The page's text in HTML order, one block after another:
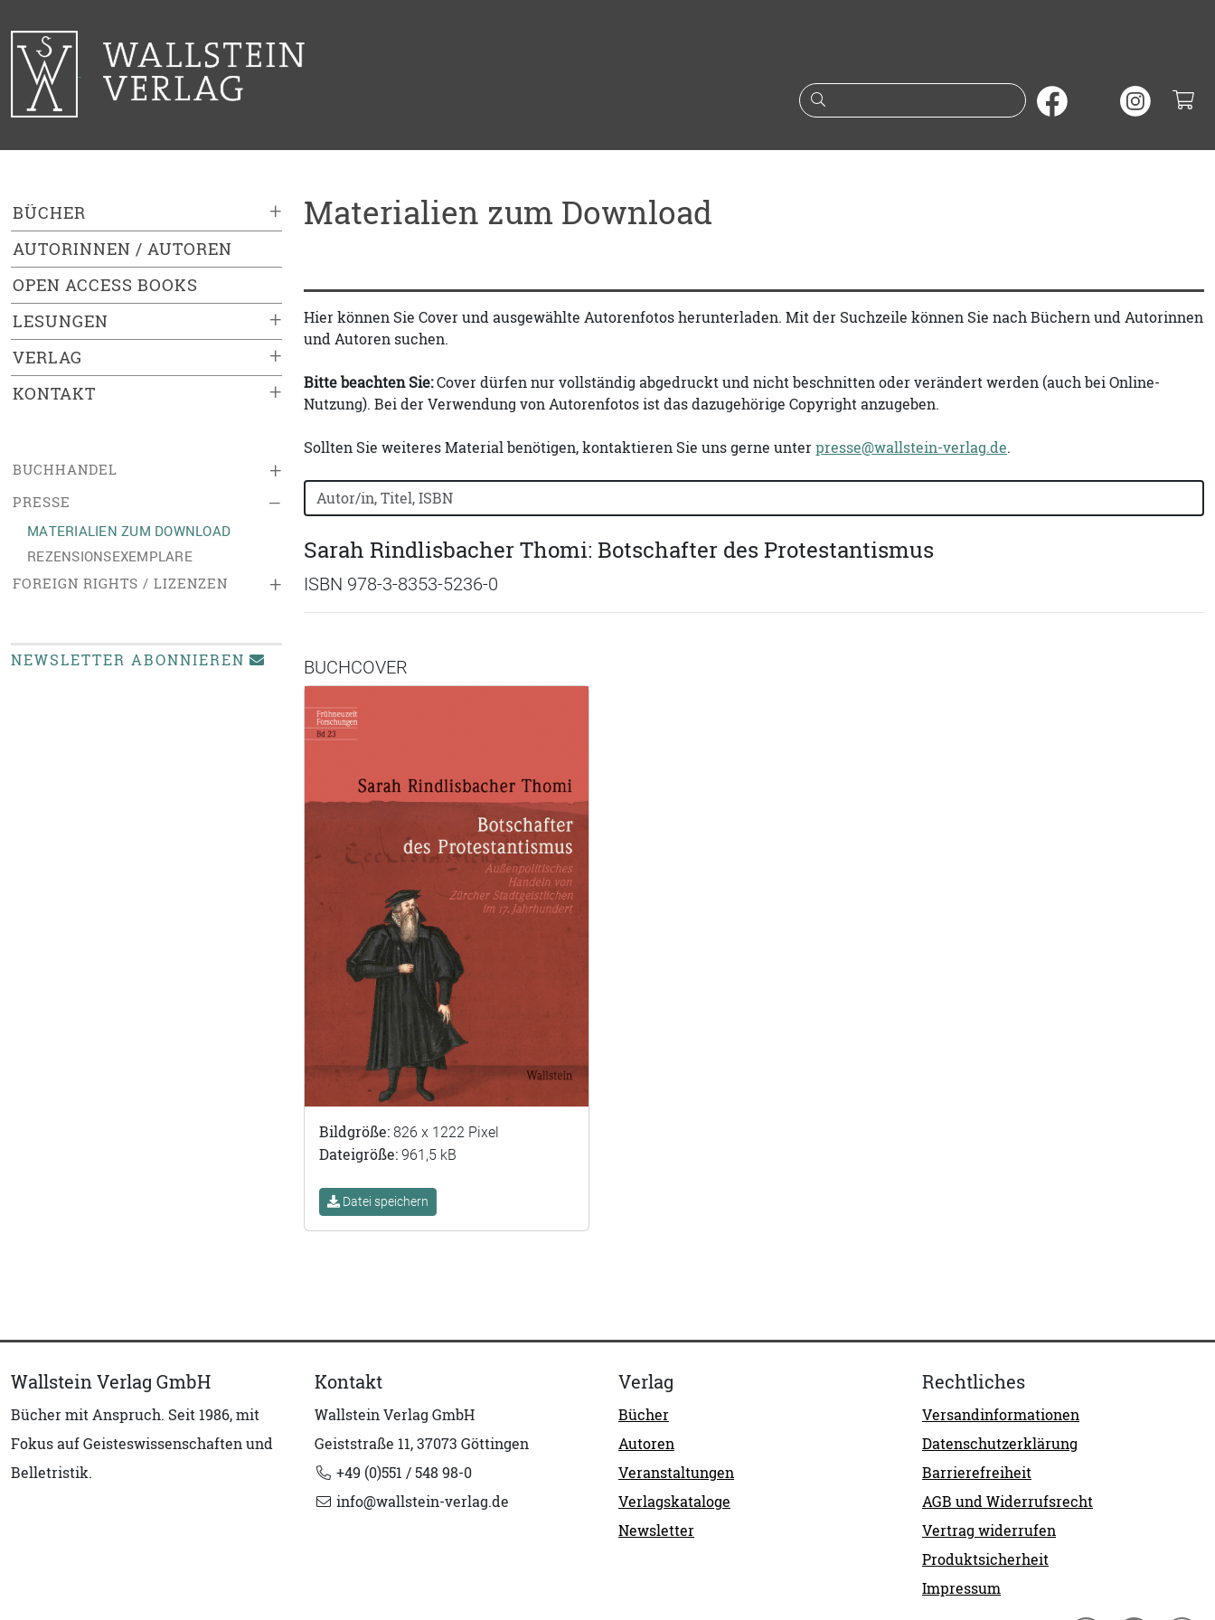
Suche nach Büchern oder
+
BÜCHER
AUTORINNEN / AUTOREN
OPEN ACCESS BOOKS
+
LESUNGEN
+
VERLAG
+
KONTAKT
+
BUCHHANDEL
–
PRESSE
MATERIALIEN ZUM DOWNLOAD
REZENSIONSEXEMPLARE
+
FOREIGN RIGHTS / LIZENZEN
NEWSLETTER ABONNIEREN
Materialien zum Download
Hier können Sie Cover und ausgewählte Autorenfotos herunterladen. Mit der Suchzeile können Sie nach Büchern und Autorinnen
und Autoren suchen.
Bitte beachten Sie:Cover dürfen nur vollständig abgedruckt und nicht beschnitten oder verändert werden (auch bei Online-
Nutzung). Bei der Verwendung von Autorenfotos ist das dazugehörige Copyright anzugeben.
Sollten Sie weiteres Material benötigen, kontaktieren Sie uns gerne unterpresse@wallstein-verlag.de.
Bücher nach Buchtitel, Autorennamen oder ISBN suchen:
Sarah Rindlisbacher Thomi: Botschafter des Protestantismus
ISBN 978-3-8353-5236-0
BUCHCOVER
Bildgröße: 826 x 1222 Pixel
Dateigröße: 961,5 kB
Datei speichern
Wallstein Verlag GmbH
Bücher mit Anspruch. Seit 1986, mit
Fokus auf Geisteswissenschaften und
Belletristik.
Kontakt
Wallstein Verlag GmbH
Geiststraße 11, 37073 Göttingen
+49 (0)551 / 548 98-0
info@wallstein-verlag.de
Verlag
Bücher
Autoren
Veranstaltungen
Verlagskataloge
Newsletter
Rechtliches
Versandinformationen
Datenschutzerklärung
Barrierefreiheit
AGB und Widerrufsrecht
Vertrag widerrufen
Produktsicherheit
Impressum